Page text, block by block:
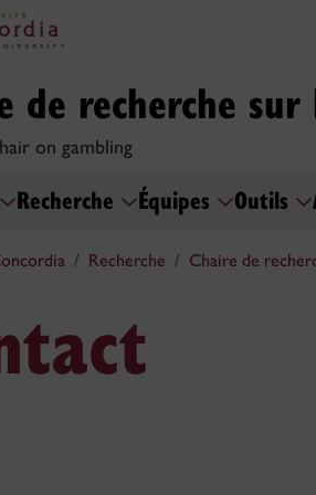
de recherche
on gambling
Recherche Équipes Outils
Recherche Chaire de